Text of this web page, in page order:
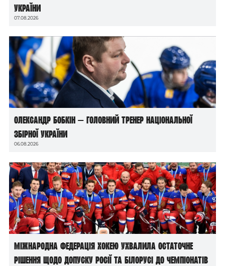
України
07.08.2026
Олександр Бобкін — головний тренер національної
збірної України
06.08.2026
Міжнародна федерація хокею ухвалила остаточне
рішення щодо допуску росії та білорусі до чемпіонатів